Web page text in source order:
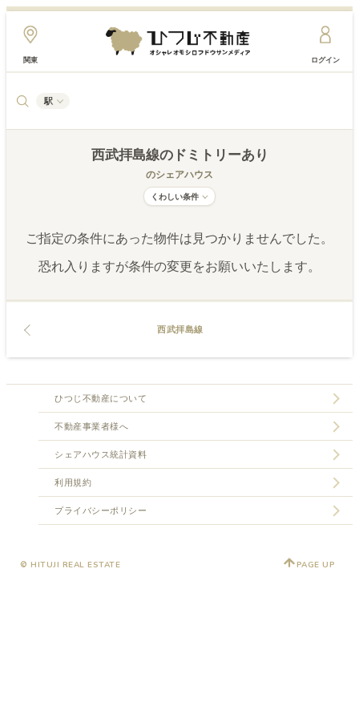
関東 ログイン
駅
西武拝島線のドミトリーあり
のシェアハウス
くわしい条件
ご指定の条件にあった物件は見つかりませんでした。
恐れ入りますが条件の変更をお願いいたします。
西武拝島線
ひつじ不動産について
不動産事業者様へ
シェアハウス統計資料
利用規約
プライバシーポリシー
© HITUJI REAL ESTATE PAGE UP